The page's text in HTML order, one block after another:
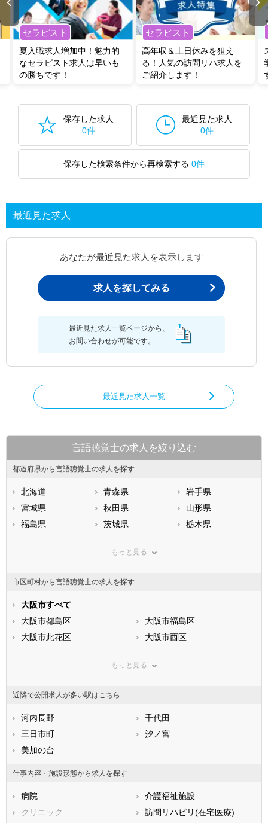
セラピスト
夏入職求人増加中！魅力的
なセラピスト求人は早いも
の勝ちです！
セラピスト
高年収＆土日休みを狙え
る！人気の訪問リハ求人を
ご紹介します！
保存した求人
0件
最近見た求人
0件
保存した検索条件から再検索する 0件
最近見た求人
あなたが最近見た求人を表示します
求人を探してみる
最近見た求人一覧ページから、
お問い合わせが可能です。
最近見た求人一覧
言語聴覚士の求人を絞り込む
都道府県から言語聴覚士の求人を探す
北海道 青森県
岩手県
宮城県
秋田県
山形県
福島県
茨城県
栃木県
神奈川県
石川県
福井県
静岡県
滋賀県
大阪府
兵庫県
和歌山県
山口県
福岡県
佐賀県
熊本県
鹿児島県
もっと見る
市区町村から言語聴覚士の求人を探す
大阪市すべて
大阪市都島区
大阪市福島区
大阪市此花区
大阪市西区
大阪市浪速区
大阪市東成区
大阪市旭区
大阪市城東区
大阪市阿倍野区
大阪市住吉区
大阪市東住吉区
大阪市北区
大阪市中央区
堺市すべて
もっと見る
近隣で公開求人が多い駅はこちら
河内長野
千代田
三日市町
汐ノ宮
美加の台
仕事内容・施設形態から求人を探す
病院
介護福祉施設
クリニック
訪問リハビリ(在宅医療)